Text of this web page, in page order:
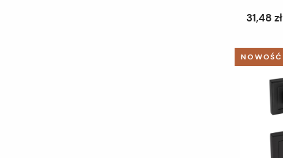
31,48 zł
NOWOŚĆ